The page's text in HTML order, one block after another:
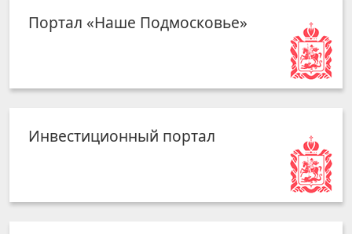
Портал «Наше Подмосковье»
Инвестиционный портал